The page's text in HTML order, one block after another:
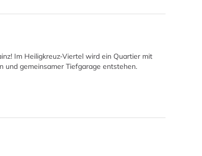
Im Heiligkreuz-Viertel wird ein Quartier mit
gemeinsamer Tiefgarage entstehen.